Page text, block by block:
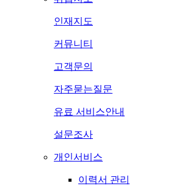
인재지도
커뮤니티
고객문의
자주묻는질문
유료 서비스안내
설문조사
개인서비스
이력서 관리